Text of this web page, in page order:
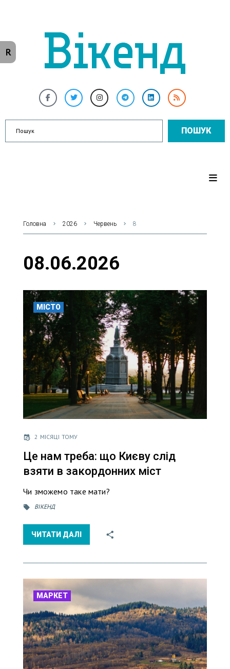
ПОШУК
Головна 2026 Червень 8
08.06.2026
МІСТО
2 МІСЯЦІ ТОМУ
Це нам треба: що Києву слід
взяти в закордонних міст
Чи зможемо таке мати?
ВІКЕНД
ЧИТАТИ ДАЛІ
МАРКЕТ
R